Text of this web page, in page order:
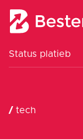
Status platieb
Platobná
/ tech